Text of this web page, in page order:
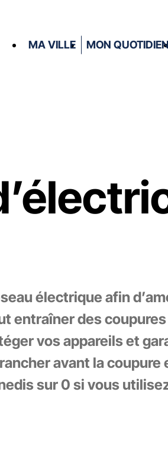
MA VILLE MON QUOTIDIEN
électrique afin
entraîner des coupures
vos appareils et
avant la coupure
sur 0 si vous